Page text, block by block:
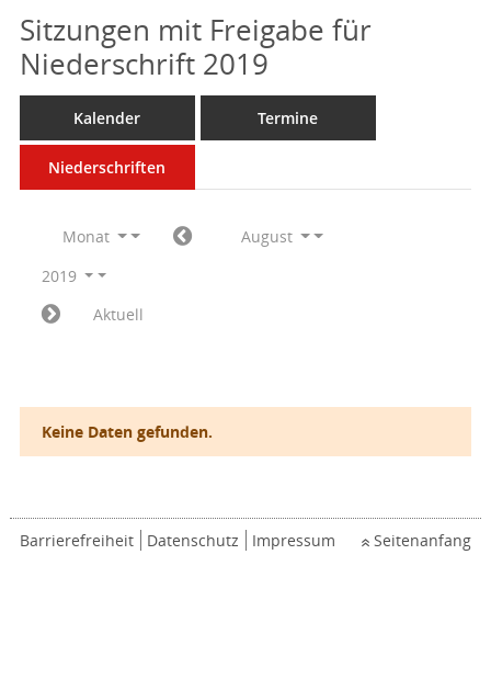
Sitzungen mit Freigabe für
Niederschrift 2019
Kalender Termine
Niederschriften
Monat
August
2019
Aktuell
Keine Daten gefunden.
Barrierefreiheit Datenschutz Impressum Seitenanfang